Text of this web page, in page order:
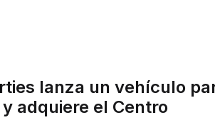
lanza un vehículo
adquiere el Centro